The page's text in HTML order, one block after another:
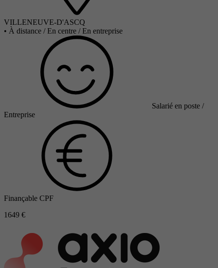
VILLENEUVE-D'ASCQ
• À distance / En centre / En entreprise
Salarié en poste /
Entreprise
Finançable CPF
1649 €